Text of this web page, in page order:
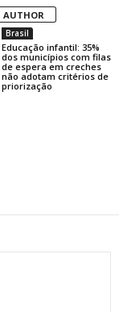
AUTHOR
Brasil
Educação infantil: 35%
dos municípios com filas
de espera em creches
não adotam critérios de
priorização